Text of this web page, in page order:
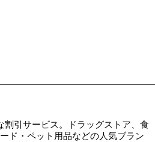
割引サービス。ドラッグストア、食
ド・ペット用品などの人気ブラン